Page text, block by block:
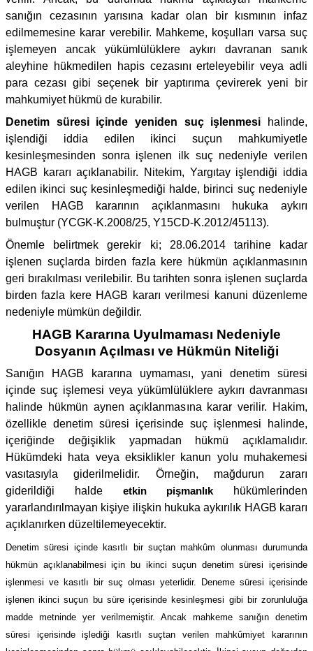
sanığın cezasının yarısına kadar olan bir kısmının infaz
edilmemesine karar verebilir. Mahkeme, koşulları varsa suç
işlemeyen ancak yükümlülüklere aykırı davranan sanık
aleyhine hükmedilen hapis cezasını erteleyebilir veya adli
para cezası gibi seçenek bir yaptırıma çevirerek yeni bir
mahkumiyet hükmü de kurabilir.
Denetim süresi içinde yeniden suç işlenmesi halinde,
işlendiği iddia edilen ikinci suçun mahkumiyetle
kesinleşmesinden sonra işlenen ilk suç nedeniyle verilen
HAGB kararı açıklanabilir. Nitekim, Yargıtay işlendiği iddia
edilen ikinci suç kesinleşmediği halde, birinci suç nedeniyle
verilen HAGB kararının açıklanmasını hukuka aykırı
bulmuştur (YCGK-K.2008/25, Y15CD-K.2012/45113).
Önemle belirtmek gerekir ki; 28.06.2014 tarihine kadar
işlenen suçlarda birden fazla kere hükmün açıklanmasının
geri bırakılması verilebilir. Bu tarihten sonra işlenen suçlarda
birden fazla kere HAGB kararı verilmesi kanuni düzenleme
nedeniyle mümkün değildir.
HAGB Kararına Uyulmaması Nedeniyle
Dosyanın Açılması ve Hükmün Niteliği
Sanığın HAGB kararına uymaması, yani denetim süresi
içinde suç işlemesi veya yükümlülüklere aykırı davranması
halinde hükmün aynen açıklanmasına karar verilir. Hakim,
özellikle denetim süresi içerisinde suç işlenmesi halinde,
içeriğinde değişiklik yapmadan hükmü açıklamalıdır.
Hükümdeki hata veya eksiklikler kanun yolu muhakemesi
vasıtasıyla giderilmelidir. Örneğin, mağdurun zararı
giderildiği halde etkin pişmanlık hükümlerinden
yararlandırılmayan kişiye ilişkin hukuka aykırılık HAGB kararı
açıklanırken düzeltilemeyecektir.
Denetim süresi içinde kasıtlı bir suçtan mahkûm olunması durumunda
hükmün açıklanabilmesi için bu ikinci suçun denetim süresi içerisinde
işlenmesi ve kasıtlı bir suç olması yeterlidir. Deneme süresi içerisinde
işlenen ikinci suçun bu süre içerisinde kesinleşmesi gibi bir zorunluluğa
madde metninde yer verilmemiştir. Ancak mahkeme sanığın denetim
süresi içerisinde işlediği kasıtlı suçtan verilen mahkûmiyet kararının